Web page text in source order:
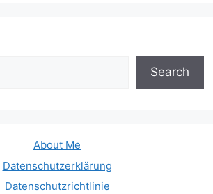
Search
About Me
Datenschutzerklärung
Datenschutzrichtlinie